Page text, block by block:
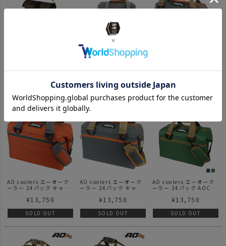
ウッドランドカモ
BAREBONES LIVING ベ
トクーラー パスファイン
SOLD OUT
バスソフトクーラー / ク
NEW
AO coolers エーオーク
ーラー 24パック キャン
ーントオーカー
¥13,750
SOLD OUT
AO coolers エーオーク
ーラー 24パック キャン
ールグレー
¥13,750
SOLD OUT
AO coolers エーオーク
ーラー 24パック AOC パ
クーラー
¥13,750
SOLD OUT